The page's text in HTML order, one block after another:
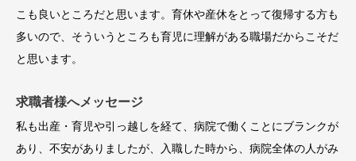
こも良いところだと思います。育休や産休をとって復帰する方も
多いので、そういうところも育児に理解がある職場だからこそだ
と思います。
求職者様へメッセージ
私も出産・育児や引っ越しを経て、病院で働くことにブランクが
あり、不安がありましたが、入職した時から、病院全体の人がみ